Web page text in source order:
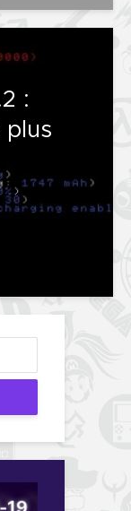
:
plus